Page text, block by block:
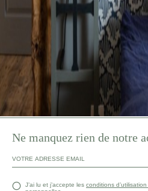
Ne manquez rien de notre
J’ai lu et j’accepte les conditions